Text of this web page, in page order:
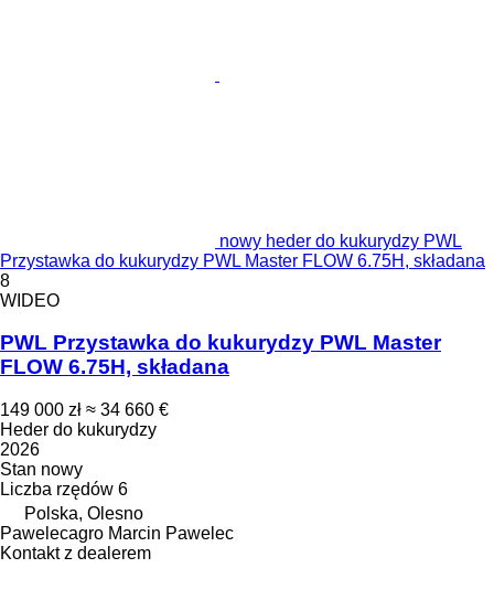
nowy heder do kukurydzy PWL
Przystawka do kukurydzy PWL Master FLOW 6.75H, składana
8
WIDEO
PWL Przystawka do kukurydzy PWL Master
FLOW 6.75H, składana
149 000 zł ≈ 34 660 €
Heder do kukurydzy
2026
Stan nowy
Liczba rzędów 6
Polska, Olesno
Pawelecagro Marcin Pawelec
Kontakt z dealerem